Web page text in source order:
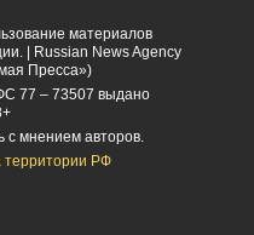
материалов
| Russian News Agency
Пресса»)
77 – 73507 выдано
с мнением авторов.
территории РФ